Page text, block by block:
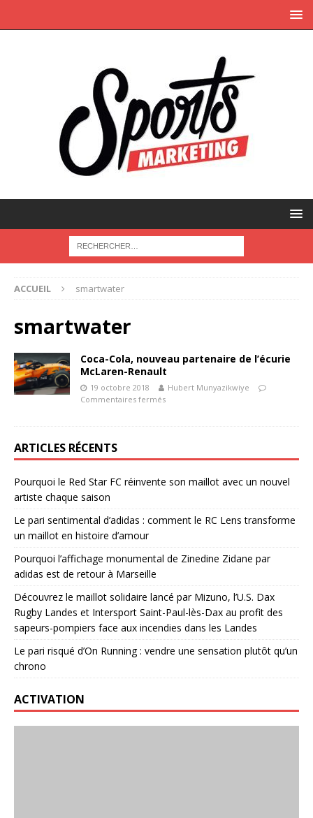
ACCUEIL smartwater
smartwater
Coca-Cola, nouveau partenaire de l’écurie
McLaren-Renault
19 octobre 2018
Hubert Munyazikwiye
Commentaires fermés
ARTICLES RÉCENTS
Pourquoi le Red Star FC réinvente son maillot avec un nouvel
artiste chaque saison
Le pari sentimental d’adidas : comment le RC Lens transforme
un maillot en histoire d’amour
Pourquoi l’affichage monumental de Zinedine Zidane par
adidas est de retour à Marseille
Découvrez le maillot solidaire lancé par Mizuno, l’U.S. Dax
Rugby Landes et Intersport Saint-Paul-lès-Dax au profit des
sapeurs-pompiers face aux incendies dans les Landes
Le pari risqué d’On Running : vendre une sensation plutôt qu’un
chrono
ACTIVATION